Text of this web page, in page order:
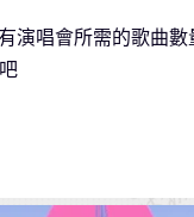
演唱會所需的歌曲